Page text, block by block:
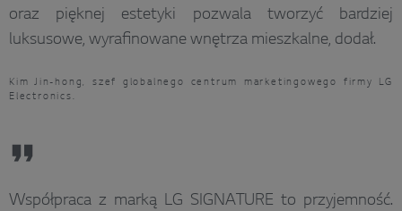
oraz pięknej estetyki pozwala tworzyć bardziej
luksusowe, wyrafinowane wnętrza mieszkalne, dodał.
Kim Jin-hong, szef globalnego centrum marketingowego firmy LG
Electronics.
Współpraca z marką LG SIGNATURE to przyjemność.